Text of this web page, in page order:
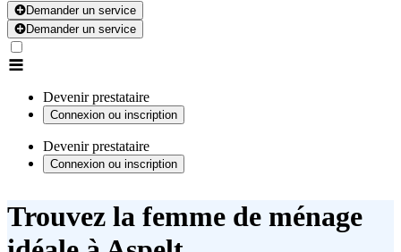
Demander un service
Demander un service
Devenir prestataire
Connexion ou inscription
Devenir prestataire
Connexion ou inscription
Trouvez la femme de ménage